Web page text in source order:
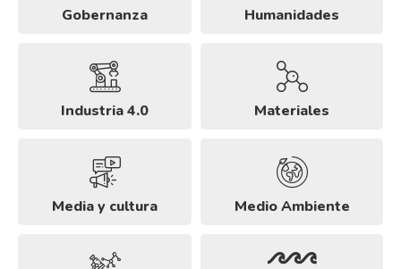
Gobernanza Humanidades
Industria 4.0 Materiales
Media y cultura Medio Ambiente